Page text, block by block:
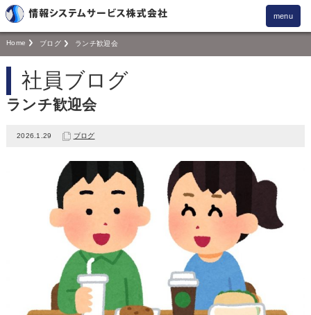
menu
Home ブログ ランチ歓迎会
社員ブログ
ランチ歓迎会
2026.1.29 ブログ